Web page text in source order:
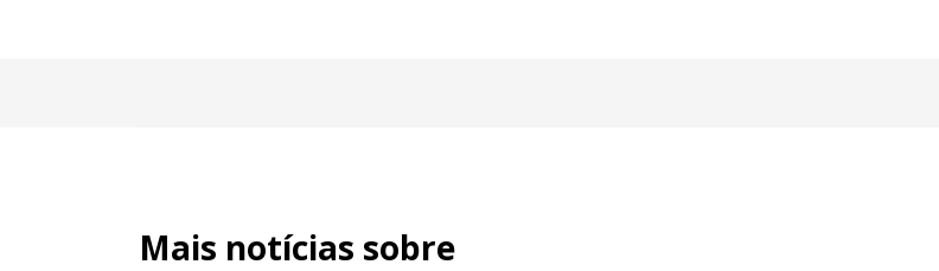
Mais notícias sobre